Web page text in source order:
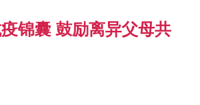
锦囊 鼓励离异父母共